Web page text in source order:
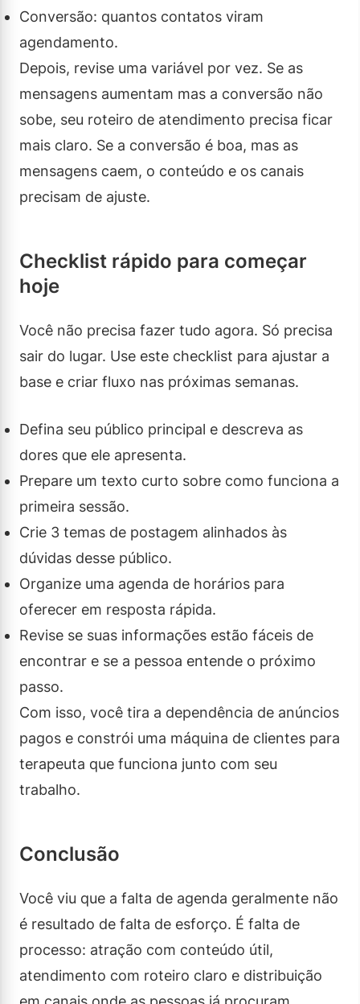
Conversão: quantos contatos viram
agendamento.
Depois, revise uma variável por vez. Se as
mensagens aumentam mas a conversão não
sobe, seu roteiro de atendimento precisa ficar
mais claro. Se a conversão é boa, mas as
mensagens caem, o conteúdo e os canais
precisam de ajuste.
Checklist rápido para começar
hoje
Você não precisa fazer tudo agora. Só precisa
sair do lugar. Use este checklist para ajustar a
base e criar fluxo nas próximas semanas.
Defina seu público principal e descreva as
dores que ele apresenta.
Prepare um texto curto sobre como funciona a
primeira sessão.
Crie 3 temas de postagem alinhados às
dúvidas desse público.
Organize uma agenda de horários para
oferecer em resposta rápida.
Revise se suas informações estão fáceis de
encontrar e se a pessoa entende o próximo
passo.
Com isso, você tira a dependência de anúncios
pagos e constrói uma máquina de clientes para
terapeuta que funciona junto com seu
trabalho.
Conclusão
Você viu que a falta de agenda geralmente não
é resultado de falta de esforço. É falta de
processo: atração com conteúdo útil,
atendimento com roteiro claro e distribuição